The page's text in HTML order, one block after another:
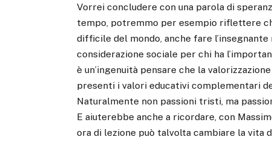
Vorrei concludere con una parola di
tempo, potremmo per esempio riflettere
difficile del mondo, anche fare
considerazione sociale per chi ha
è un’ingenuità pensare che la
presenti i valori educativi complementari
Naturalmente non passioni tristi, ma
E aiuterebbe anche a ricordare, con
ora di lezione può talvolta cambiare la vita